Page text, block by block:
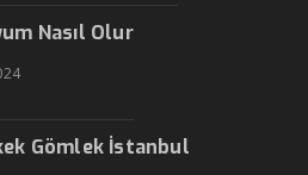
Nasıl Olur
Gömlek İstanbul